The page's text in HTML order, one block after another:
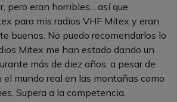
pero eran horribles... así que
para mis radios VHF Mitex y eran
buenos. No puedo recomendarlos lo
Mitex me han estado dando un
más de diez años, a pesar de
mundo real en las montañas como
Supera a la competencia.